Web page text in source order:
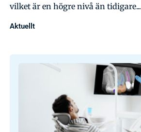
vilket är en högre nivå än tidigare...
Aktuellt